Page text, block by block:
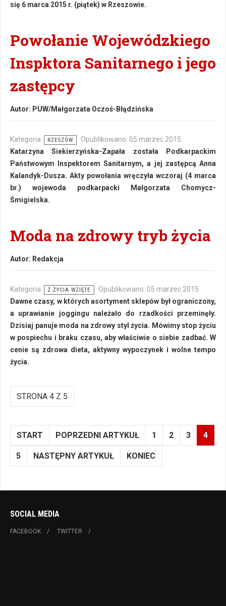
się 6 marca 2015 r. (piątek) w Rzeszowie.
Powołanie Wojewódzkiego
Inspktora Sanitarnego i jego
zastępcy
Autor: PUW/Małgorzata Oczoś-Błądzińska
Kategoria: RZESZÓW
Opublikowano: 05 marzec 2015
Katarzyna Siekierzyńska-Zapała została Podkarpackim
Państwowym Inspektorem Sanitarnym, a jej zastępcą Anna
Kalandyk-Dusza. Akty powołania wręczyła wczoraj (4 marca
br.) wojewoda podkarpacki Małgorzata Chomycz-
Śmigielska.
Moda na zdrowy tryb życia
Autor: Redakcja
Kategoria: Z ŻYCIA WZIĘTE
Opublikowano: 05 marzec 2015
Dawne czasy, w których asortyment sklepów był ograniczony,
a uprawianie joggingu należało do rzadkości przeminęły.
Dzisiaj panuje moda na zdrowy styl życia. Mówimy stop życiu
w pospiechu i braku czasu, aby właściwie o siebie zadbać. W
cenie są zdrowa dieta, aktywny wypoczynek i wolne tempo
życia.
STRONA 4 Z 5
START POPRZEDNI ARTYKUŁ 1 2 3 4
5 NASTĘPNY ARTYKUŁ KONIEC
SOCIAL MEDIA
FACEBOOK TWITTER